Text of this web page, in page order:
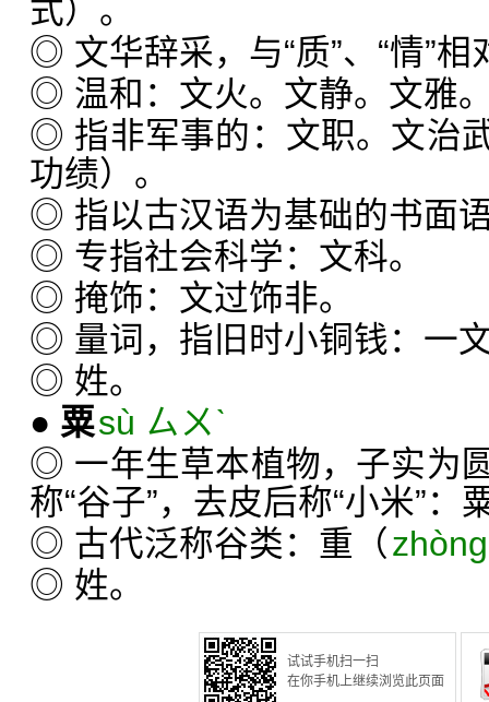
式）。
◎ 文华辞采，与“质”、“情”
◎ 温和：文火。文静。文雅
◎ 指非军事的：文职。文治
功绩）。
◎ 指以古汉语为基础的书面
◎ 专指社会科学：文科。
◎ 掩饰：文过饰非。
◎ 量词，指旧时小铜钱：一
◎ 姓。
● 粟sù ㄙㄨˋ
◎ 一年生草本植物，子实为
称“谷子”，去皮后称“小米”：
◎ 古代泛称谷类：重（
◎ 姓。
试试手机扫一扫
在你手机上继续浏览此页面